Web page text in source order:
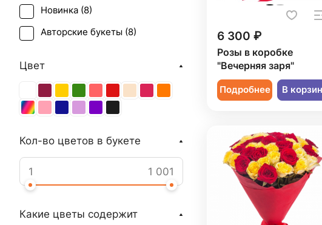
6 300 ₽
Розы в коробке
"Вечерняя заря"
Подробнее В
Новинка (8)
Авторские букеты (8)
Цвет
Кол-во цветов в букете
Какие цветы содержит